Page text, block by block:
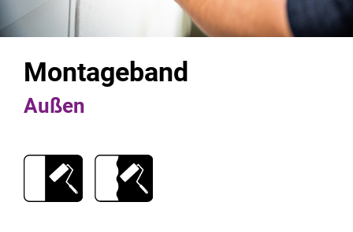
Montageband
Außen